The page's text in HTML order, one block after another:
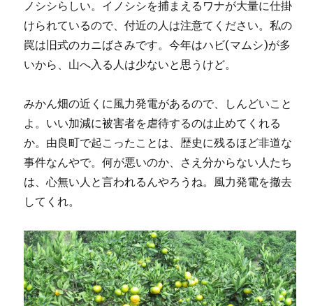
ノシシらしい。イノシシを捕まえるワナが大量に仕掛
けられているので、付近の人は注意てください。私の
罠は旧式のカニばさみです。今年はハビ(マムシ)が多
いから、山へ入る人は少ないと思うけど。
みかん畑の近くに風力発電があるので、しんどいこと
よ。いい加減に被害者を虐待するのは止めてくれる
か。由良町で起こったことは、歴史に残るほど非道な
事件なんやで。何が悪いのか、さえ分からない人たち
は、心無い人と言われるんやろうね。風力発電を撤去
してくれ。